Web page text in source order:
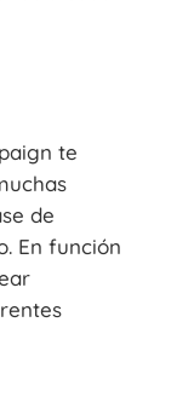
te
de
En función